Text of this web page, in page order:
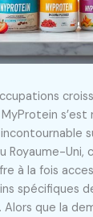
Royaume-Uni,
à la fois
spécifiques
que la